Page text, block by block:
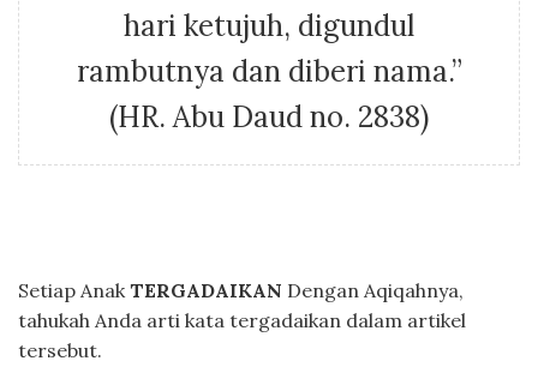
hari ketujuh, digundul
rambutnya dan diberi nama.”
(HR. Abu Daud no. 2838)
Setiap Anak TERGADAIKAN Dengan Aqiqahnya,
tahukah Anda arti kata tergadaikan dalam artikel
tersebut.